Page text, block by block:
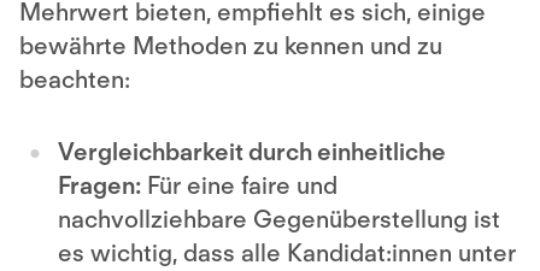
Mehrwert bieten, empfiehlt es sich, einige
bewährte Methoden zu kennen und zu
beachten:
Vergleichbarkeit durch einheitliche
Fragen: Für eine faire und
nachvollziehbare Gegenüberstellung ist
es wichtig, dass alle Kandidat:innen unter